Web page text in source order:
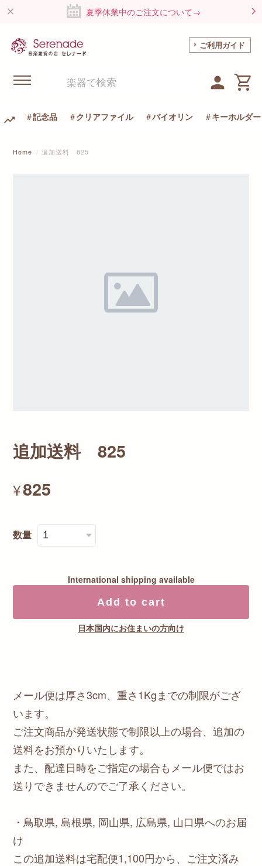
夏季休業中のご注文について→
ご利用ガイド
記念品 クリアファイル バイオリン キーホルダー
Home 追加送料 825
追加送料 825
¥825
数量
International shipping available
Add to cart
日本国内にお住まいの方向け
メール便は厚さ3cm、重さ1Kgまでの制限がござ
います。
ご注文商品が発送状態で制限以上の場合、追加の
送料をお預かりいたします。
また、配達日時をご指定の場合もメール便ではお
送りできませんのでご了承ください。
・鳥取県, 島根県, 岡山県, 広島県, 山口県へのお届
け
この追加送料は宅配便1,100円から、ご注文済み